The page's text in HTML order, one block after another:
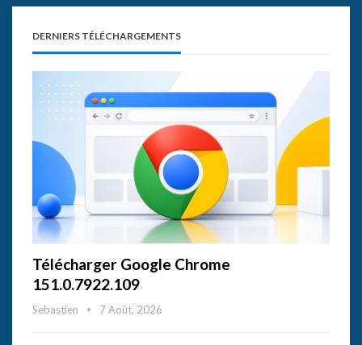
DERNIERS TÉLÉCHARGEMENTS
Télécharger Google Chrome
151.0.7922.109
Sebastien 7 Août, 2026